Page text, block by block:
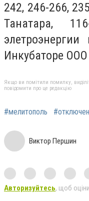
242, 246-266,
Танатара,
Инкубаторе
Якщо ви помітили помилку,
повідомити про це редакцію
#мелитополь
Виктор Першин
Авторизуйтесь, щоб